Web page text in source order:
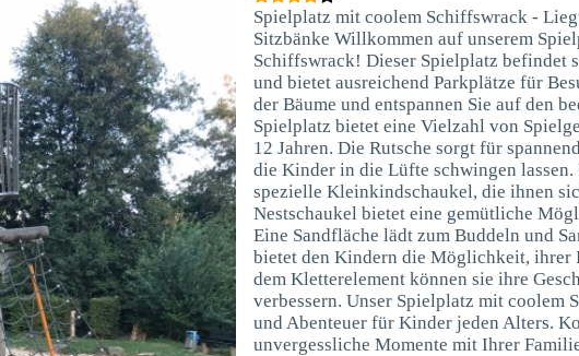
Spielplatz mit coolem Schiffswrack -
Sitzbänke Willkommen auf unserem
Schiffswrack! Dieser Spielplatz befindet
und bietet ausreichend Parkplätze für
der Bäume und entspannen Sie auf den
Spielplatz bietet eine Vielzahl von
12 Jahren. Die Rutsche sorgt für
die Kinder in die Lüfte schwingen
spezielle Kleinkindschaukel, die ihnen
Nestschaukel bietet eine gemütliche
Eine Sandfläche lädt zum Buddeln und
bietet den Kindern die Möglichkeit, ihrer
dem Kletterelement können sie ihre
verbessern. Unser Spielplatz mit coolem
und Abenteuer für Kinder jeden Alters.
unvergessliche Momente mit Ihrer